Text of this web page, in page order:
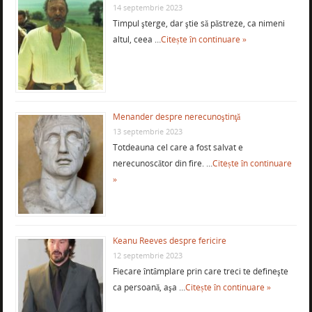
14 septembrie 2023
Timpul şterge, dar ştie să păstreze, ca nimeni
altul, ceea …Citește în continuare »
Menander despre nerecunoştinţă
13 septembrie 2023
Totdeauna cel care a fost salvat e
nerecunoscător din fire. …Citește în continuare
»
Keanu Reeves despre fericire
12 septembrie 2023
Fiecare întâmplare prin care treci te defineşte
ca persoană, aşa …Citește în continuare »